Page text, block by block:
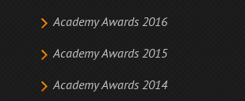
Academy Awards 2016
Academy Awards 2015
Academy Awards 2014